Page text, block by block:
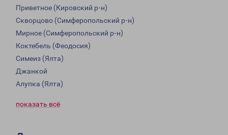
Приветное (Кировский р-н)
Скворцово (Симферопольский р-н)
Мирное (Симферопольский р-н)
Коктебель (Феодосия)
Симеиз (Ялта)
Джанкой
Алупка (Ялта)
показать всё